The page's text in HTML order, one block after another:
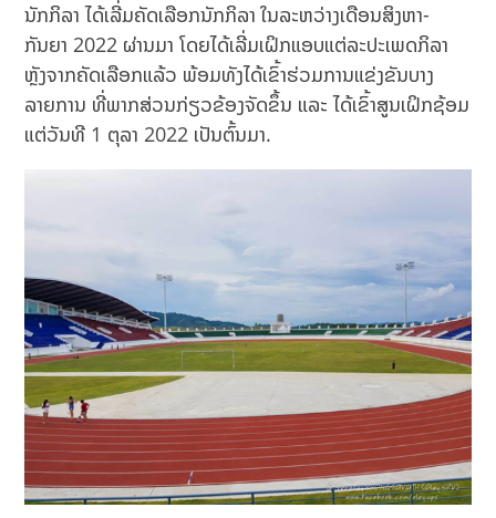
ນັກກິລາ ໄດ້ເລີ່ມຄັດເລືອກນັກກິລາ ໃນລະຫວ່າງເດືອນສິງຫາ-
ກັນຍາ 2022 ຜ່ານມາ ໂດຍໄດ້ເລີ່ມເຝິກແອບແຕ່ລະປະເພດກິລາ
ຫຼັງຈາກຄັດເລືອກແລ້ວ ພ້ອມທັງໄດ້ເຂົ້າຮ່ວມການແຂ່ງຂັນບາງ
ລາຍການ ທີ່ພາກສ່ວນກ່ຽວຂ້ອງຈັດຂຶ້ນ ແລະ ໄດ້ເຂົ້າສູນເຝິກຊ້ອມ
ແຕ່ວັນທີ 1 ຕຸລາ 2022 ເປັນຕົ້ນມາ.